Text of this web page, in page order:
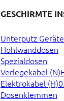
GESCHIRMTE
Unterputz
Hohlwanddosen
Spezialdosen
Verlegekabel
Elektrokabel
Dosenklemmen